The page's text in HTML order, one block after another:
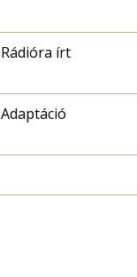
Rádióra írt
Adaptáció